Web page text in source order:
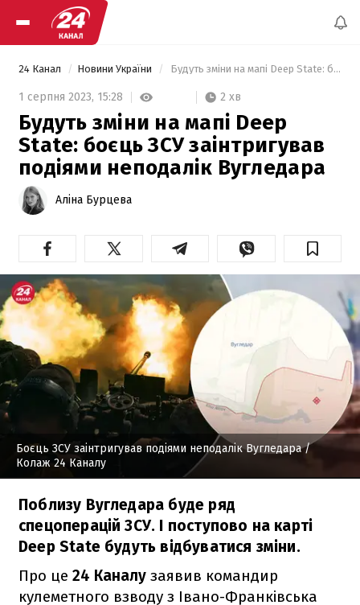
24 Канал Новини України Будуть зміни на мапі Deep State: боєць ЗСУ заінтригував подіями неподалік Вугледара
1 серпня 2023, 15:28 2 хв
Будуть зміни на мапі Deep
State: боєць ЗСУ заінтригував
подіями неподалік Вугледара
Аліна Бурцева
Боєць ЗСУ заінтригував подіями неподалік Вугледара/
Колаж 24 Каналу
Поблизу Вугледара буде ряд
спецоперацій ЗСУ. І поступово на карті
Deep State будуть відбуватися зміни.
Про це 24 Каналу заявив командир
кулеметного взводу з Івано-Франківська